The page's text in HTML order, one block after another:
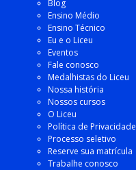
Blog
Ensino Médio
Ensino Técnico
Eu e o Liceu
Eventos
Fale conosco
Medalhistas do Liceu
Nossa história
Nossos cursos
O Liceu
Política de Privacidade
Processo seletivo
Reserve sua matrícula
Trabalhe conosco